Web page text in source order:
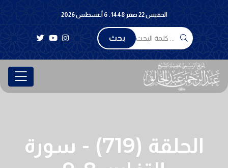
الخميس 22 صفر 1448 . 6 أغسطس 2026
بحث
الحلقة (719) - سورة